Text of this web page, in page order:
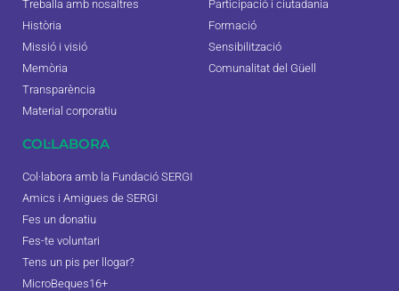
Treballa amb nosaltres
Història
Missió i visió
Memòria
Transparència
Material corporatiu
Participació i ciutadania
Formació
Sensibilització
Comunalitat del Güell
COL·LABORA
Col·labora amb la Fundació SERGI
Amics i Amigues de SERGI
Fes un donatiu
Fes-te voluntari
Tens un pis per llogar?
MicroBeques16+